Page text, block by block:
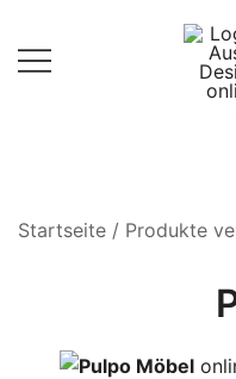
zum
Inhalt
Startseite / Produkte
Pulpo Möbel